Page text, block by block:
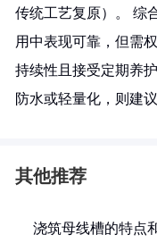
传统工艺复原）。 综
用中表现可靠，但需
持续性且接受定期养
防水或轻量化，则建
其他推荐
浇筑母线槽的特点